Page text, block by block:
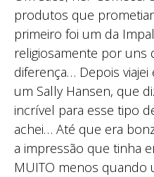
produtos que
primeiro foi um da
religiosamente por uns
diferença… Depois
um Sally Hansen, que
incrível para esse tipo
achei… Até que era
a impressão que tinha
MUITO menos quando